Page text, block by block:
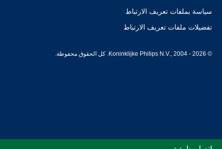
سياسة بملفات تعريف الارتباط
تفضيلات ملفات تعريف الارتباط
© Koninklijke Philips N.V., 2004 - 2026. كل الحقوق محفوظة.